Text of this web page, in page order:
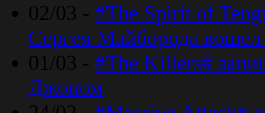
02/03 - #The Spirit of
Сергея Майборода
01/03 - #The Killers#
Джоном